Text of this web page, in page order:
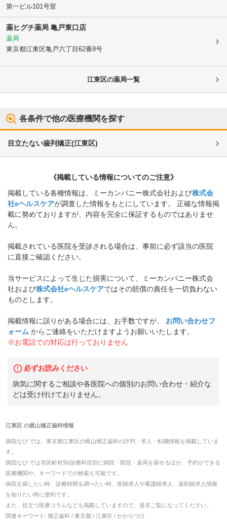
第一ビル101号室
薬ヒグチ薬局 亀戸東口店
薬局
東京都江東区亀戸六丁目62番8号
江東区の薬局一覧
各条件で他の医療機関を探す
目立たない歯列矯正(江東区)
《掲載している情報についてのご注意》
掲載している各種情報は、ミーカンパニー株式会社および株式会
社eヘルスケアが調査した情報をもとにしています。 正確な情報掲
載に努めておりますが、内容を完全に保証するものではありませ
ん。
掲載されている医院を受診される場合は、事前に必ず該当の医院
に直接ご確認ください。
当サービスによって生じた損害について、ミーカンパニー株式会
社および株式会社eヘルスケアではその賠償の責任を一切負わない
ものとします。
掲載情報に誤りがある場合には、お手数ですが、
お問い合わせフ
ォーム からご連絡をいただけますようお願いいたします。
※お電話での対応は行っておりません
必ずお読みください
病気に関するご相談や各医院への個別のお問い合わせ・紹介な
どは受け付けておりません。
江東区の梶山矯正歯科情報
病院なび では、 東京都江東区の梶山矯正歯科の評判・求人・転職情報を掲載していま
す。
病院なび では市区町村別/診療科目別に病院・医院・薬局を探せるほか、予約ができる
医療機関や、キーワードでの検索も可能です。
病院を探したい時、診療時間を調べたい時、医師求人や看護師求人、薬剤師求人情報
を知りたい時に便利です。
また、役立つ医療コラムなども掲載していますので、是非ご覧になってください。
関連キーワード: 矯正歯科 / 東京都 / 江東区 / かかりつけ